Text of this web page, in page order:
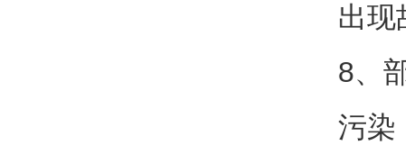
出现
8、
污染